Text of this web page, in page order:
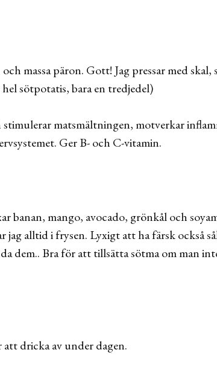
massa päron. Gott! Jag pressar med
sötpotatis, bara en tredjedel)
matsmältningen, motverkar
Ger B- och C-vitamin.
banan, mango, avocado, grönkål och
jag alltid i frysen. Lyxigt att ha färsk också
dem.. Bra för att tillsätta sötma om man
dricka av under dagen.